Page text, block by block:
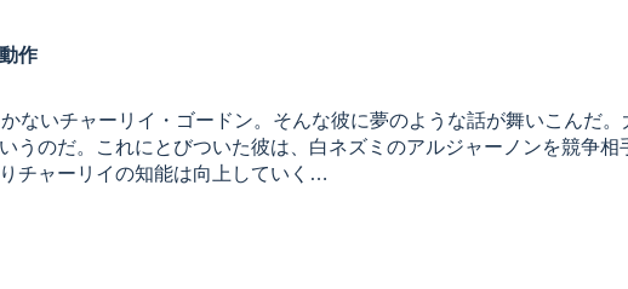
作
ないチャーリイ・ゴードン。そんな彼に夢のような話が舞いこんだ。
うのだ。これにとびついた彼は、白ネズミのアルジャーノンを競争相
チャーリイの知能は向上していく…
喜びや孤独を通して知る人の心の真実とは?